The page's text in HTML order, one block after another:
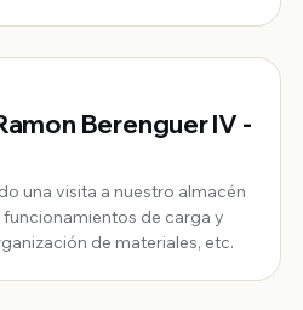
sus dudas
Berenguer IV -
una visita a nuestro almacén
de carga y
de materiales, etc.